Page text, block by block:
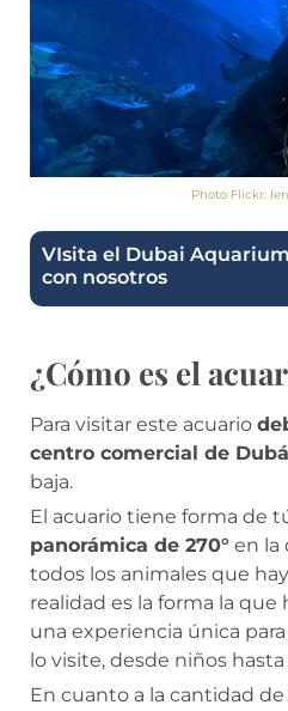
Photo Flickr:
VIsita el Dubai
con nosotros
¿Cómo es el
Para visitar este acuario
centro comercial de
baja.
El acuario tiene forma de
panorámica de 270° en la
todos los animales que
realidad es la forma la que
una experiencia única
lo visite, desde niños
En cuanto a la cantidad